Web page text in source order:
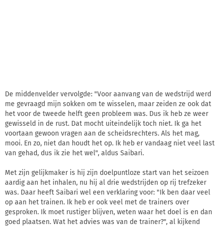
De middenvelder vervolgde: "Voor aanvang van de wedstrijd werd
me gevraagd mijn sokken om te wisselen, maar zeiden ze ook dat
het voor de tweede helft geen probleem was. Dus ik heb ze weer
gewisseld in de rust. Dat mocht uiteindelijk toch niet. Ik ga het
voortaan gewoon vragen aan de scheidsrechters. Als het mag,
mooi. En zo, niet dan houdt het op. Ik heb er vandaag niet veel last
van gehad, dus ik zie het wel", aldus Saibari.
Met zijn gelijkmaker is hij zijn doelpuntloze start van het seizoen
aardig aan het inhalen, nu hij al drie wedstrijden op rij trefzeker
was. Daar heeft Saibari wel een verklaring voor: "Ik ben daar veel
op aan het trainen. Ik heb er ook veel met de trainers over
gesproken. Ik moet rustiger blijven, weten waar het doel is en dan
goed plaatsen. Wat het advies was van de trainer?", al kijkend